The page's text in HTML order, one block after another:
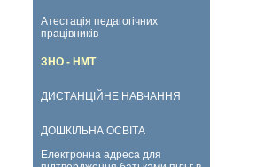
Атестація педагогічних
працівників
ЗНО - НМТ
ДИСТАНЦІЙНЕ НАВЧАННЯ
ДОШКІЛЬНА ОСВІТА
Електронна адреса для